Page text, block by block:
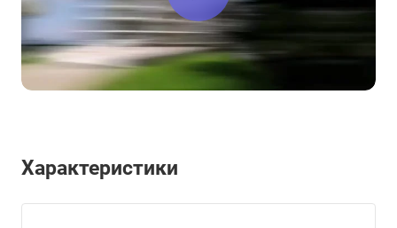
Характеристики